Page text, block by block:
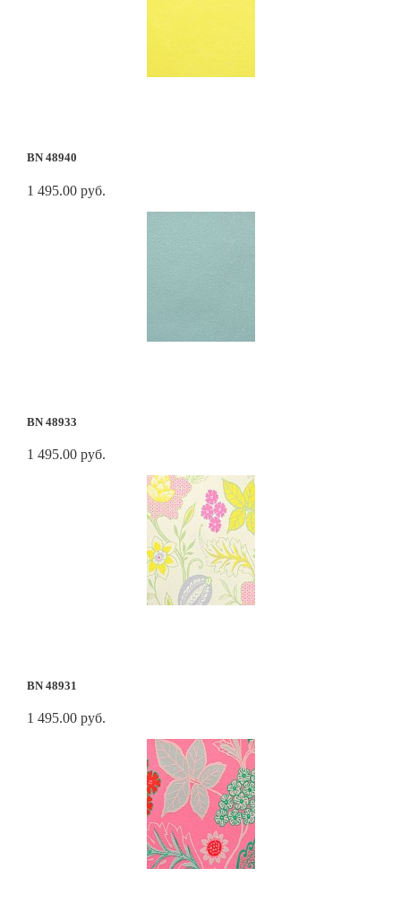
BN 48940
1 495.00 руб.
BN 48933
1 495.00 руб.
BN 48931
1 495.00 руб.